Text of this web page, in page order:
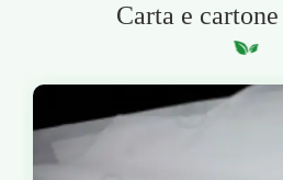
Carta e